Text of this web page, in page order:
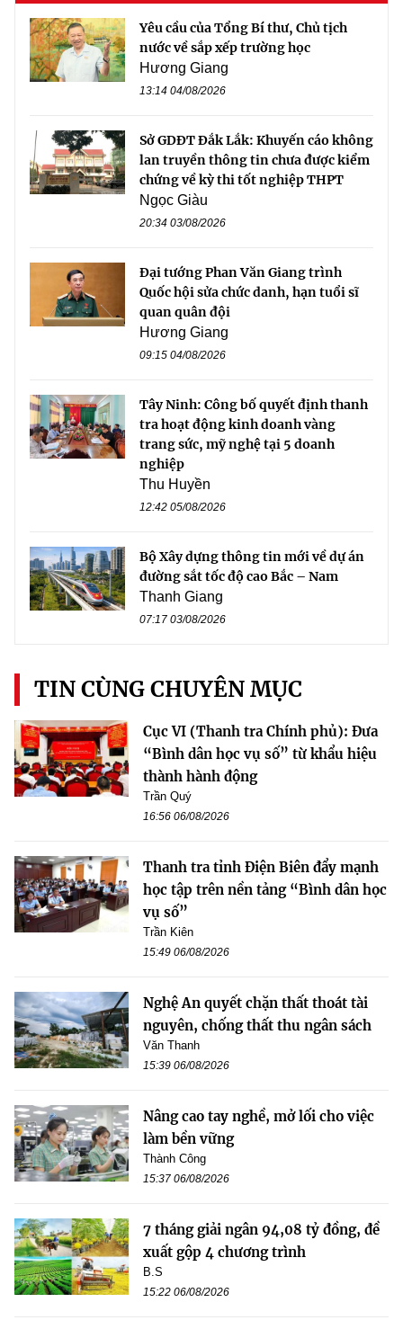
Yêu cầu của Tổng Bí thư, Chủ tịch
nước về sắp xếp trường học
Hương Giang
13:14 04/08/2026
Sở GDĐT Đắk Lắk: Khuyến cáo không
lan truyền thông tin chưa được kiểm
chứng về kỳ thi tốt nghiệp THPT
Ngọc Giàu
20:34 03/08/2026
Đại tướng Phan Văn Giang trình
Quốc hội sửa chức danh, hạn tuổi sĩ
quan quân đội
Hương Giang
09:15 04/08/2026
Tây Ninh: Công bố quyết định thanh
tra hoạt động kinh doanh vàng
trang sức, mỹ nghệ tại 5 doanh
nghiệp
Thu Huyền
12:42 05/08/2026
Bộ Xây dựng thông tin mới về dự án
đường sắt tốc độ cao Bắc – Nam
Thanh Giang
07:17 03/08/2026
TIN CÙNG CHUYÊN MỤC
Cục VI (Thanh tra Chính phủ): Đưa
“Bình dân học vụ số” từ khẩu hiệu
thành hành động
Trần Quý
16:56 06/08/2026
Thanh tra tỉnh Điện Biên đẩy mạnh
học tập trên nền tảng “Bình dân học
vụ số”
Trần Kiên
15:49 06/08/2026
Nghệ An quyết chặn thất thoát tài
nguyên, chống thất thu ngân sách
Văn Thanh
15:39 06/08/2026
Nâng cao tay nghề, mở lối cho việc
làm bền vững
Thành Công
15:37 06/08/2026
7 tháng giải ngân 94,08 tỷ đồng, đề
xuất gộp 4 chương trình
B.S
15:22 06/08/2026